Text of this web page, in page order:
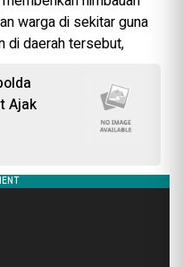
warga di sekitar guna
di daerah tersebut,
Ajak